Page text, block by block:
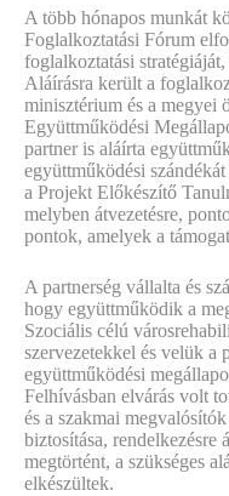
A több hónapos munkát
Foglalkoztatási Fórum
foglalkoztatási
Aláírásra került a
minisztérium és a megyei
Együttműködési
partner is aláírta
együttműködési
a Projekt Előkészítő
melyben átvezetésre,
pontok, amelyek a
A partnerség vállalta és
hogy együttműködik a
Szociális célú
szervezetekkel és velük a
együttműködési
Felhívásban elvárás volt
és a szakmai
biztosítása, rendelkezésre
megtörtént, a szükséges
elkészültek.